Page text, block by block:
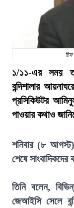
১/১১-এর সময়
বন্দিশালার
প্রসিকিউটর
পাওয়ার কথাও
শনিবার (৮ আগস্ট)
শেষে
তিনি বলেন,
জেআইসি সেলে